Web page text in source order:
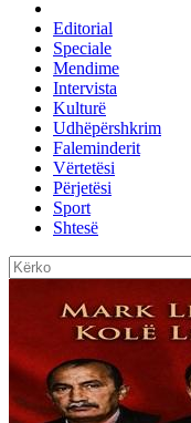
Editorial
Speciale
Mendime
Intervista
Kulturë
Udhëpërshkrim
Faleminderit
Vërtetësi
Përjetësi
Sport
Shtesë